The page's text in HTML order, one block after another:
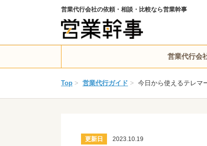
営業代行会社の依頼・相談・比較なら営業幹事
営業代行会
Top > 営業代行ガイド > 今日から使えるテレマ
更新日 2023.10.19